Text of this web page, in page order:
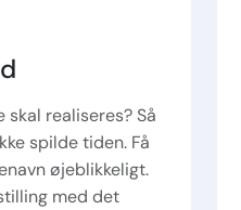
skal realiseres? Så
spilde tiden. Få
øjeblikkeligt.
med det